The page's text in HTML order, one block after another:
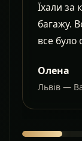
Їхали за
багажу.
все було
Олена
Львів —